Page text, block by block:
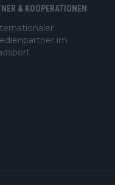
& KOOPERATIONEN
im